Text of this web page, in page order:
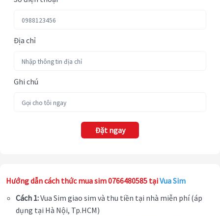
Địa chỉ
Ghi chú
Đặt ngay
Hướng dẫn cách thức mua sim 0766480585 tạiVua Sim
Cách 1:Vua Sim giao sim và thu tiền tại nhà miễn phí (áp
dụng tại Hà Nội, Tp.HCM)